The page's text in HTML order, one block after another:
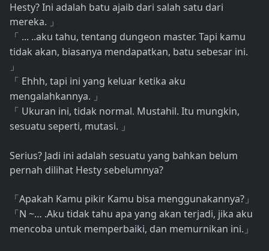
Hesty? Ini adalah batu ajaib dari salah satu dari
mereka.
」
「
... ..aku tahu, tentang dungeon master. Tapi kamu
tidak akan, biasanya mendapatkan, batu sebesar ini.
」
「
Ehhh, tapi ini yang keluar ketika aku
mengalahkannya.
」
「
Ukuran ini, tidak normal. Mustahil. Itu mungkin,
sesuatu seperti, mutasi.
」
Serius? Jadi ini adalah sesuatu yang bahkan belum
pernah dilihat Hesty sebelumnya?
「 Apakah Kamu pikir Kamu bisa menggunakannya? 」
「 N ~… .Aku tidak tahu apa yang akan terjadi, jika aku
mencoba untuk memperbaiki, dan memurnikan ini. 」